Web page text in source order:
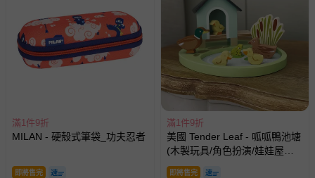
-接觸性孕哺產品（奶嘴、奶瓶、擠乳器、哺乳衣、托腹
帶束縛衣、餐搖椅等）。
-其他原廠盒裝商品封口處已貼上「不可拆封」，或具警
示字句等說明貼紙、封條者。
國際航空、客運、訂房等服務。
相關的退換貨辦理流程，可詳見： 退換貨 & 退款問題
運送服務：目前提供的運送僅限台灣本島。如您位於離島地
滿1件9折
MILAN - 硬殼式筆袋_功夫忍者
即將售完
滿1件9折
美國 Tender Leaf - 呱呱鴨池塘
(木製玩具/角色扮演/娃娃屋配
件)
即將售完